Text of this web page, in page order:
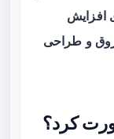
افزایش
و طراحی
کرد؟